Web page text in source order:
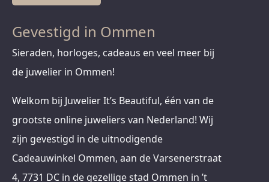
Gevestigd in Ommen
Sieraden, horloges, cadeaus en veel meer bij
de juwelier in Ommen!
Welkom bij Juwelier It’s Beautiful, één van de
grootste online juweliers van Nederland! Wij
zijn gevestigd in de uitnodigende
Cadeauwinkel Ommen, aan de Varsenerstraat
4, 7731 DC in de gezellige stad Ommen in ’t